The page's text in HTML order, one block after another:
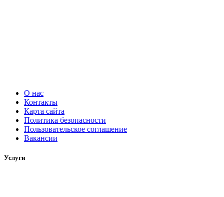
О нас
Контакты
Карта сайта
Политика безопасности
Пользовательское соглашение
Вакансии
Услуги